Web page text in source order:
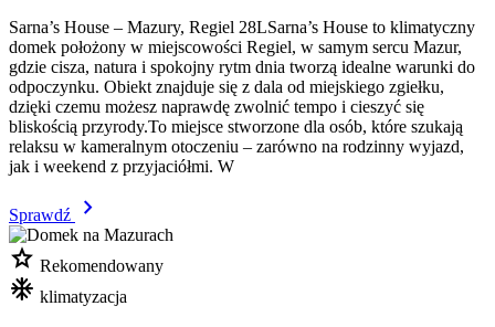
Sarna’s House – Mazury, Regiel 28LSarna’s House to klimatyczny
domek położony w miejscowości Regiel, w samym sercu Mazur,
gdzie cisza, natura i spokojny rytm dnia tworzą idealne warunki do
odpoczynku. Obiekt znajduje się z dala od miejskiego zgiełku,
dzięki czemu możesz naprawdę zwolnić tempo i cieszyć się
bliskością przyrody.To miejsce stworzone dla osób, które szukają
relaksu w kameralnym otoczeniu – zarówno na rodzinny wyjazd,
jak i weekend z przyjaciółmi. W
Sprawdź
chevron_right
star Rekomendowany
mode_cool klimatyzacja